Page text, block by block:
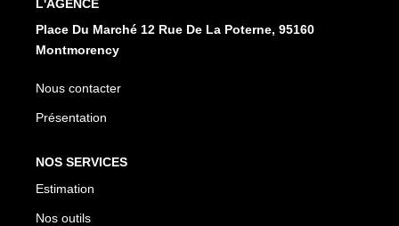
L'AGENCE
Place Du Marché 12 Rue De La Poterne, 95160
Montmorency
Nous contacter
Présentation
NOS SERVICES
Estimation
Nos outils